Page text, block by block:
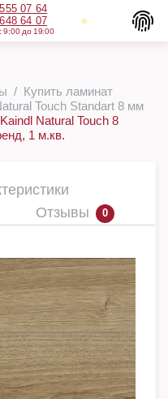
07 64
64 07
9:00 до 19:00
Купить ламинат
Touch Standart 8 мм
Natural Touch 8
1 м.кв.
Отзывы 0